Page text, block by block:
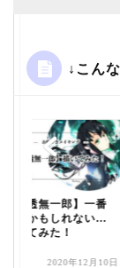
↓こん
【時透無一郎】一番
好きかもしれない…
描いてみた！
2020年12月10日